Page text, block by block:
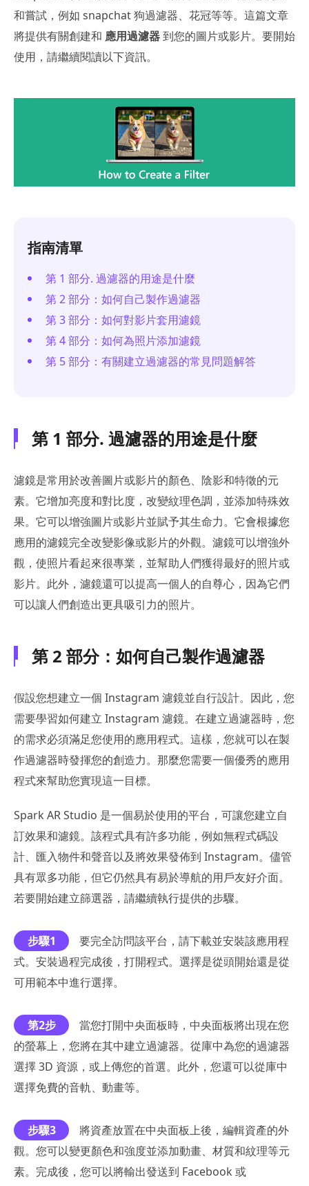
和嘗試，例如 snapchat 狗過濾器、花冠等等。這篇文章
將提供有關創建和 應用過濾器到您的圖片或影片。要開始
使用，請繼續閱讀以下資訊。
指南清單
第 1 部分. 過濾器的用途是什麼
第 2 部分：如何自己製作過濾器
第 3 部分：如何對影片套用濾鏡
第 4 部分：如何為照片添加濾鏡
第 5 部分：有關建立過濾器的常見問題解答
第 1 部分. 過濾器的用途是什麼
濾鏡是常用於改善圖片或影片的顏色、陰影和特徵的元
素。它增加亮度和對比度，改變紋理色調，並添加特殊效
果。它可以增強圖片或影片並賦予其生命力。它會根據您
應用的濾鏡完全改變影像或影片的外觀。濾鏡可以增強外
觀，使照片看起來很專業，並幫助人們獲得最好的照片或
影片。此外，濾鏡還可以提高一個人的自尊心，因為它們
可以讓人們創造出更具吸引力的照片。
第 2 部分：如何自己製作過濾器
假設您想建立一個 Instagram 濾鏡並自行設計。因此，您
需要學習如何建立 Instagram 濾鏡。在建立過濾器時，您
的需求必須滿足您使用的應用程式。這樣，您就可以在製
作過濾器時發揮您的創造力。那麼您需要一個優秀的應用
程式來幫助您實現這一目標。
Spark AR Studio 是一個易於使用的平台，可讓您建立自
訂效果和濾鏡。該程式具有許多功能，例如無程式碼設
計、匯入物件和聲音以及將效果發佈到 Instagram。儘管
具有眾多功能，但它仍然具有易於導航的用戶友好介面。
若要開始建立篩選器，請繼續執行提供的步驟。
步驟1
要完全訪問該平台，請下載並安裝該應用程
式。安裝過程完成後，打開程式。選擇是從頭開始還是從
可用範本中進行選擇。
第2步
當您打開中央面板時，中央面板將出現在您
的螢幕上，您將在其中建立過濾器。從庫中為您的過濾器
選擇 3D 資源，或上傳您的首選。此外，您還可以從庫中
選擇免費的音軌、動畫等。
步驟3
將資產放置在中央面板上後，編輯資產的外
觀。您可以變更顏色和強度並添加動畫、材質和紋理等元
素。完成後，您可以將輸出發送到 Facebook 或